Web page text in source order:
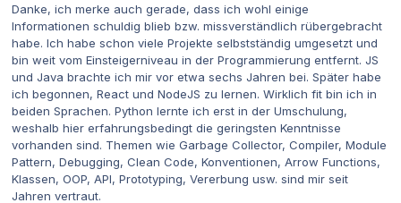
Danke, ich merke auch gerade, dass ich wohl einige
Informationen schuldig blieb bzw. missverständlich rübergebracht
habe. Ich habe schon viele Projekte selbstständig umgesetzt und
bin weit vom Einsteigerniveau in der Programmierung entfernt. JS
und Java brachte ich mir vor etwa sechs Jahren bei. Später habe
ich begonnen, React und NodeJS zu lernen. Wirklich fit bin ich in
beiden Sprachen. Python lernte ich erst in der Umschulung,
weshalb hier erfahrungsbedingt die geringsten Kenntnisse
vorhanden sind. Themen wie Garbage Collector, Compiler, Module
Pattern, Debugging, Clean Code, Konventionen, Arrow Functions,
Klassen, OOP, API, Prototyping, Vererbung usw. sind mir seit
Jahren vertraut.